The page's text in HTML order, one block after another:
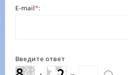
E-mail*:
Введите ответ